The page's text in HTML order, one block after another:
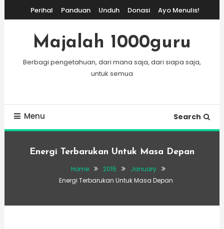
To
Content
Perihal Panduan Unduh Donasi Ayo Menulis!
Majalah 1000guru
Berbagi pengetahuan, dari mana saja, dari siapa saja,
untuk semua
Menu Search
Energi Terbarukan Untuk Masa Depan
Home 2015
January
Energi Terbarukan Untuk Masa Depan